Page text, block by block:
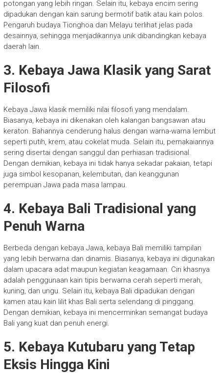
potongan yang lebih ringan. Selain itu, kebaya encim sering
dipadukan dengan kain sarung bermotif batik atau kain polos.
Pengaruh budaya Tionghoa dan Melayu terlihat jelas pada
desainnya, sehingga menjadikannya unik dibandingkan kebaya
daerah lain.
3. Kebaya Jawa Klasik yang Sarat
Filosofi
Kebaya Jawa klasik memiliki nilai filosofi yang mendalam.
Biasanya, kebaya ini dikenakan oleh kalangan bangsawan atau
keraton. Bahannya cenderung halus dengan warna-warna lembut
seperti putih, krem, atau cokelat muda. Selain itu, pemakaiannya
sering disertai dengan sanggul dan perhiasan tradisional.
Dengan demikian, kebaya ini tidak hanya sekadar pakaian, tetapi
juga simbol kesopanan, kelembutan, dan keanggunan
perempuan Jawa pada masa lampau.
4. Kebaya Bali Tradisional yang
Penuh Warna
Berbeda dengan kebaya Jawa, kebaya Bali memiliki tampilan
yang lebih berwarna dan dinamis. Biasanya, kebaya ini digunakan
dalam upacara adat maupun kegiatan keagamaan. Ciri khasnya
adalah penggunaan kain tipis berwarna cerah seperti merah,
kuning, dan ungu. Selain itu, kebaya Bali dipadukan dengan
kamen atau kain lilit khas Bali serta selendang di pinggang.
Dengan demikian, kebaya ini mencerminkan semangat budaya
Bali yang kuat dan penuh energi.
5. Kebaya Kutubaru yang Tetap
Eksis Hingga Kini